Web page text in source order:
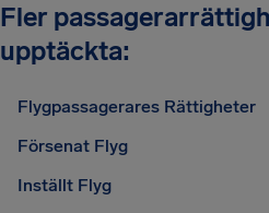
Fler
upptäckta:
Flygpassagerares Rättigheter
Försenat Flyg
Inställt Flyg